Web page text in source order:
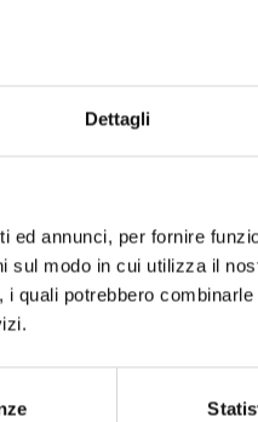
Dettagli
ed annunci, per fornire
sul modo in cui utilizza il
quali potrebbero
€ 5,20